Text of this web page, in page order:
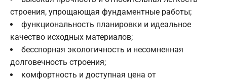
строения, упрощающая фундаментные работы;
функциональность планировки и идеальное
качество исходных материалов;
бесспорная экологичность и несомненная
долговечность строения;
комфортность и доступная цена от